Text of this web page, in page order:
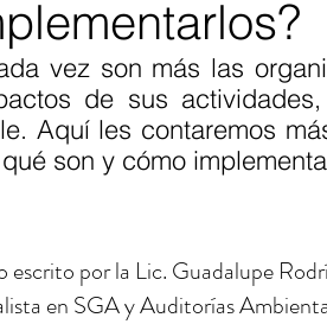
vez son más las
de sus
Aquí les contaremos
son y cómo
escrito por la Lic. Guadalupe
en SGA y Auditorías